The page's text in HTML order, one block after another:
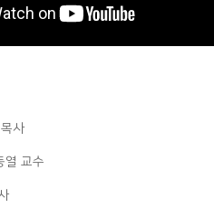
사
열 교수